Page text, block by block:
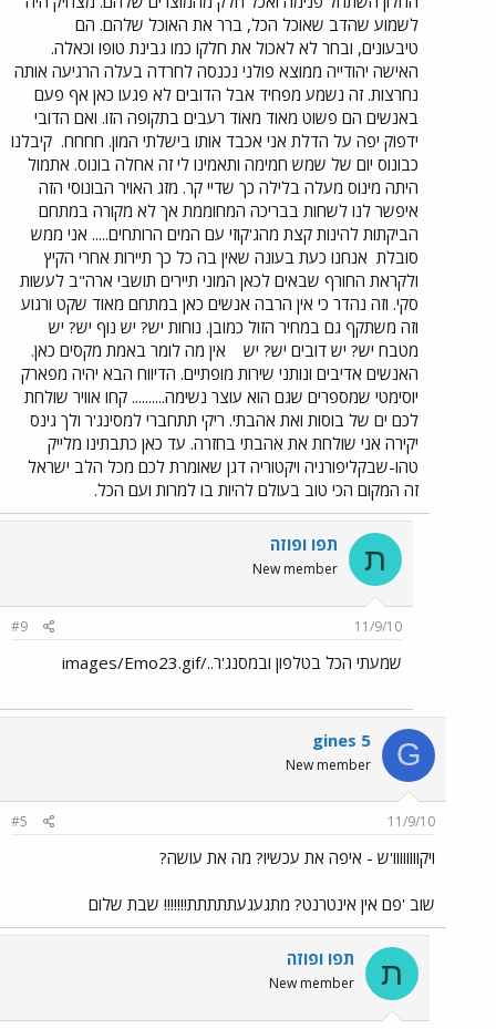
לשמוע שהדב שאוכל הכל, ברר את האוכל שלהם. הם
טיבעונים, ובחר לא לאכול את חלקו כמו גבינת טופו וכאלה.
האישה יהודייה ממוצא פולני נכנסה לחרדה בעלה הרגיעה אותה
נחרצות. זה נשמע מפחיד אבל הדובים לא פגעו כאן אף פעם
באנשים הם פשוט מאוד מאוד רעבים בתקופה הזו. ואם הדובי
ידפוק יפה על הדלת אני אכבד אותו בישלתי המון. חחחח. קיבלנו
כבונוס יום של שמש חמימה ותאמינו לי זה אחלה בונוס. אתמול
היתה מינוס מעלה בלילה כך שדיי קר. מזג האויר הבונוסי הזה
איפשר לנו לשחות בבריכה המחוממת אך לא מקורה במתחם
הביקתות להינות קצת מהג'קוזי עם המים הרותחים..... אני ממש
סובלת אנחנו כעת בעונה שאין בה כל כך תיירות אחרי הקיץ
ולקראת החורף שבאים לכאן המוני תיירים תושבי ארה"ב לעשות
סקי. וזה נהדר כי אין הרבה אנשים כאן במתחם מאוד שקט ורגוע
וזה משתקף גם במחיר הזול כמובן. נוחות יש? יש נוף יש? יש
מטבח יש? יש דובים יש? יש
אין מה לומר באמת מקסים כאן.
האנשים אדיבים ונותני שירות מופתיים. הדיווח הבא יהיה מפארק
יוסימטי שמספרים שגם הוא עוצר נשימה.......... קחו אוויר שולחת
לכם ים של בוסות ואת אהבתי. ריקי תתחברי למסינג'ר ולך גינס
יקירה אני שולחת את אהבתי בחזרה. עד כאן כתבתינו מלייק
טהו-שבקליפורניה ויקטוריה דגן שאומרת לכם מכל הלב ישראל
זה המקום הכי טוב בעולם להיות בו למרות ועם הכל.
ת תפו ופוזה
New member
11/9/10
#9
שמעתי הכל בטלפון ובמסנג'ר../images/Emo23.gif
G
gines 5
New member
11/9/10
#5
ויקוווווווו'ש - איפה את עכשיו? מה את עושה?
שוב 'פם אין אינטרנט? מתגעגעתתתתת!!!!!!! שבת שלום
ת תפו ופוזה
New member